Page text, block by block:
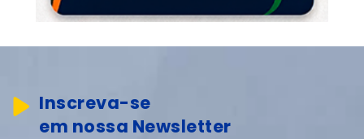
Inscreva-se
em nossa Newsletter